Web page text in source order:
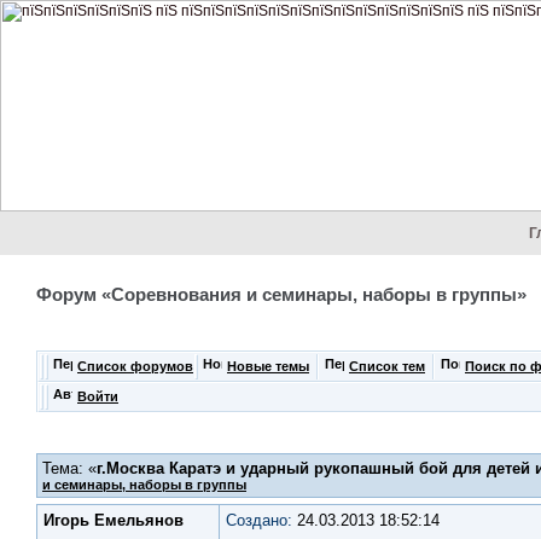
Форум «Соревнования и семинары, наборы в группы»
Список форумов Новые темы Список тем Поиск по
Войти
Тема: «г.Москва Каратэ и ударный рукопашный бой для детей
и семинары, наборы в группы
Игорь Емельянов
Создано: 24.03.2013 18:52:14